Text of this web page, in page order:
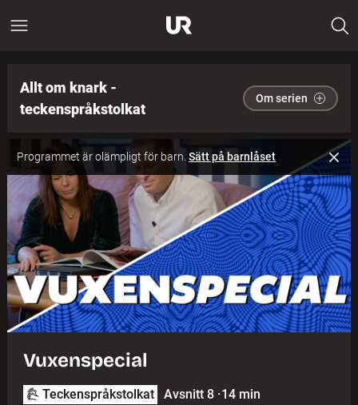
Allt om knark -
teckenspråkstolkat
Om serien
Programmet är olämpligt för barn. Sätt på barnlåset
Vuxenspecial
Teckenspråkstolkat Avsnitt 8 ·14 min